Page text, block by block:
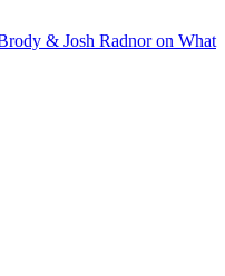
& Josh Radnor on What